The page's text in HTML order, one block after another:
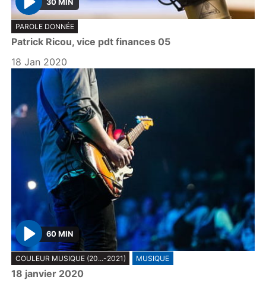
P
l
a
y
30 MIN
PAROLE DONNÉE
Patrick Ricou, vice pdt finances 05
18 Jan 2020
P
l
a
60 MIN
COULEUR MUSIQUE (20...-2021) MUSIQUE
18 janvier 2020